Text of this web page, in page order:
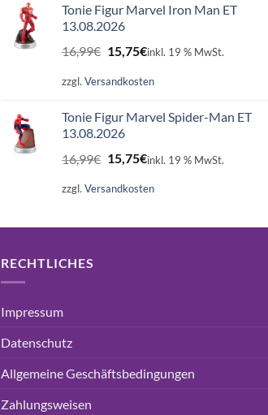
Tonie Figur Marvel Iron Man ET
13.08.2026
16,99€ Ursprünglicher
Preis
war:
15,75€Aktueller
ist:
inkl. 19 % MwSt.
zzgl. Versandkosten
Tonie Figur Marvel Spider-Man ET
13.08.2026
16,99€ Ursprünglicher
war:
15,75€Aktueller
ist:
inkl. 19 % MwSt.
zzgl. Versandkosten
RECHTLICHES
Impressum
Datenschutz
Allgemeine Geschäftsbedingungen
Zahlungsweisen